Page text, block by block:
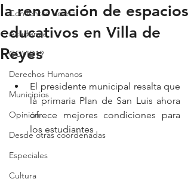
Con lentes violeta
Academia
COVID19
Derechos Humanos
Municipios
Opinión
Desde otras coordenadas
Especiales
Cultura
la renovación de espacios
educativos en Villa de
Reyes
El presidente municipal resalta que
la primaria Plan de San Luis ahora
ofrece mejores condiciones para
los estudiantes